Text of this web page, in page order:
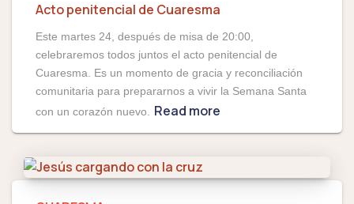
Acto penitencial de Cuaresma
Este martes 24, después de misa de 20:00,
celebraremos todos juntos el acto penitencial de
Cuaresma. Es un momento de gracia y reconciliación
comunitaria para prepararnos a vivir la Semana Santa
con un corazón nuevo.
Read more